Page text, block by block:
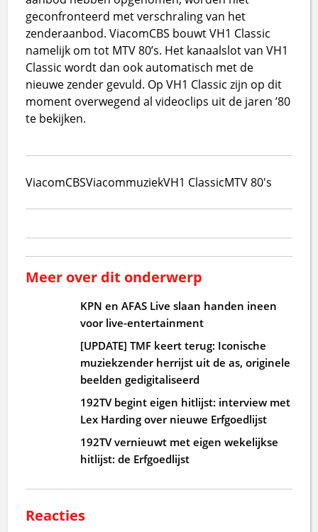
geconfronteerd met verschraling van het
zenderaanbod. ViacomCBS bouwt VH1 Classic
namelijk om tot MTV 80’s. Het kanaalslot van VH1
Classic wordt dan ook automatisch met de
nieuwe zender gevuld. Op VH1 Classic zijn op dit
moment overwegend al videoclips uit de jaren ’80
te bekijken.
ViacomCBSViacommuziekVH1 ClassicMTV 80's
Meer over dit onderwerp
KPN en AFAS Live slaan handen ineen
voor live-entertainment
[UPDATE] TMF keert terug: Iconische
muziekzender herrijst uit de as, originele
beelden gedigitaliseerd
192TV begint eigen hitlijst: interview met
Lex Harding over nieuwe Erfgoedlijst
192TV vernieuwt met eigen wekelijkse
hitlijst: de Erfgoedlijst
Reacties